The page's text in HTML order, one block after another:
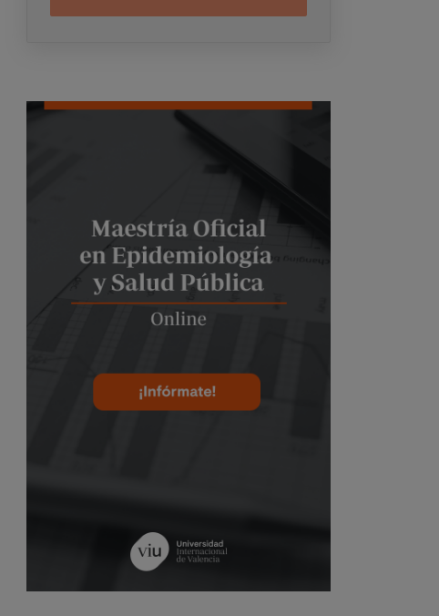
electrónico) y por medios telefónicos, siendo
supresión, rectificación, oposición, limitación
y portabilidad, mediante carta a Universitat
Internacional Valenciana – Valencian
International University S.L. - Apartado de
Correos 221 de Barcelona, o remitiendo un
. Asimismo,
Española de protección de datos.
Podrá ponerse en contacto con nuestro
Delegado de Protección de Datos mediante
escrito dirigido adpo@planeta.eso a Grupo
Planeta, At.: Delegado de Protección de
Datos, Avda. Diagonal 662-664, 08034
Image